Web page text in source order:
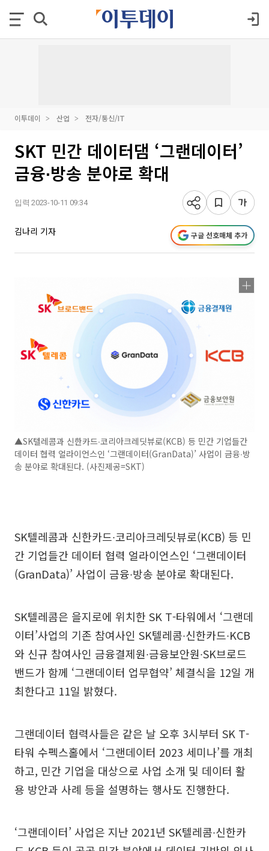
이투데이 산업 전자/통신/IT
SKT 민간 데이터댐 ‘그랜데이터’
금융∙방송 분야로 확대
입력 2023-10-11 09:34
김나리 기자 구글 선호매체 추가
▲SK텔레콤과 신한카드∙코리아크레딧뷰로(KCB) 등 민간 기업들간
데이터 협력 얼라이언스인 ‘그랜데이터(GranData)’ 사업이 금융∙방
송 분야로 확대된다. (사진제공=SKT)
SK텔레콤과 신한카드∙코리아크레딧뷰로(KCB) 등 민
간 기업들간 데이터 협력 얼라이언스인 ‘그랜데이터
(GranData)’ 사업이 금융∙방송 분야로 확대된다.
SK텔레콤은 을지로에 위치한 SK T-타워에서 ‘그랜데
이터’사업의 기존 참여사인 SK텔레콤∙신한카드∙KCB
와 신규 참여사인 금융결제원∙금융보안원∙SK브로드
밴드가 함께 ‘그랜데이터 업무협약’ 체결식을 12일 개
최한다고 11일 밝혔다.
그랜데이터 협력사들은 같은 날 오후 3시부터 SK T-
타워 수펙스홀에서 ‘그랜데이터 2023 세미나’를 개최
하고, 민간 기업을 대상으로 사업 소개 및 데이터 활
용 방안과 사례 등을 설명하는 행사도 진행한다.
‘그랜데이터’ 사업은 지난 2021년 SK텔레콤∙신한카